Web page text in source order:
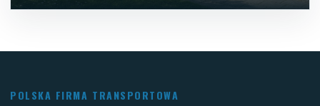
POLSKA FIRMA TRANSPORTOWA